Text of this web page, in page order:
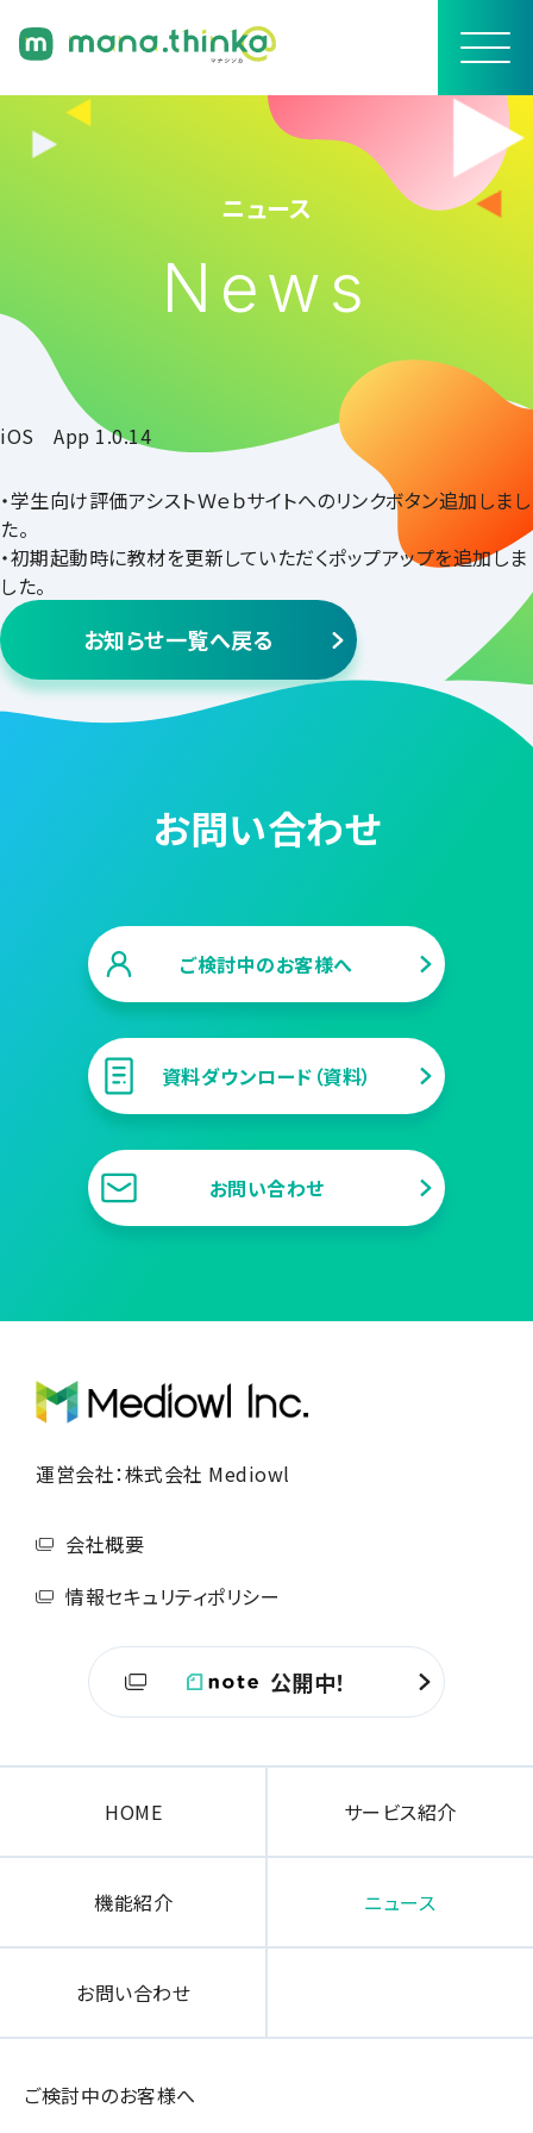
ニュース
News
iOS App 1.0.14
・学生向け評価アシストＷｅｂサイトへのリンクボタン追加しまし
た。
・初期起動時に教材を更新していただくポップアップを追加しま
した。
お知らせ一覧へ戻る
お問い合わせ
ご検討中のお客様へ
資料ダウンロード（資料）
お問い合わせ
運営会社：株式会社 Mediowl
会社概要
情報セキュリティポリシー
公開中！
HOME サービス紹介
機能紹介 ニュース
お問い合わせ
ご検討中のお客様へ